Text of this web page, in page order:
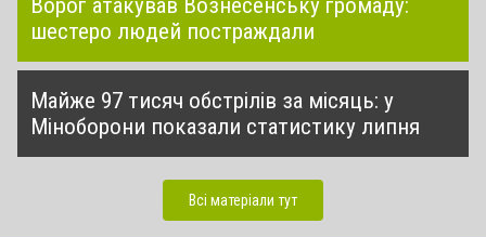
шестеро людей постраждали
Майже 97 тисяч обстрілів за місяць: у
Міноборони показали статистику липня
Всі матеріали тут